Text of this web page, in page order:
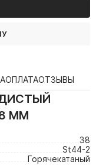
ОПЛАТАОТЗЫВЫ
ММ
38
St44-2
Горячекатаный